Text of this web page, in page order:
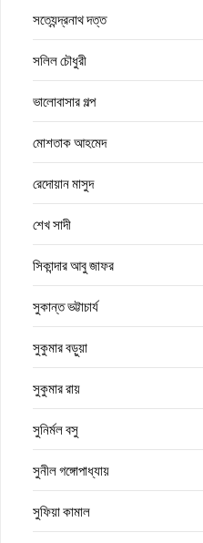
সত্যেন্দ্রনাথ দত্ত
সলিল চৌধুরী
ভালোবাসার গল্প
মোশতাক আহমেদ
রেদোয়ান মাসুদ
শেখ সাদী
সিকান্দার আবু জাফর
সুকান্ত ভট্টাচার্য
সুকুমার বড়ুয়া
সুকুমার রায়
সুনির্মল বসু
সুনীল গঙ্গোপাধ্যায়
সুফিয়া কামাল